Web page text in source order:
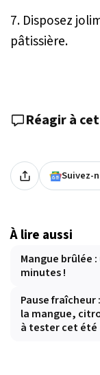
7. Disposez
pâtissière.
Réagir à
Suivez-
À lire aussi
Mangue brûlée
minutes !
Pause
la mangue,
à tester cet été